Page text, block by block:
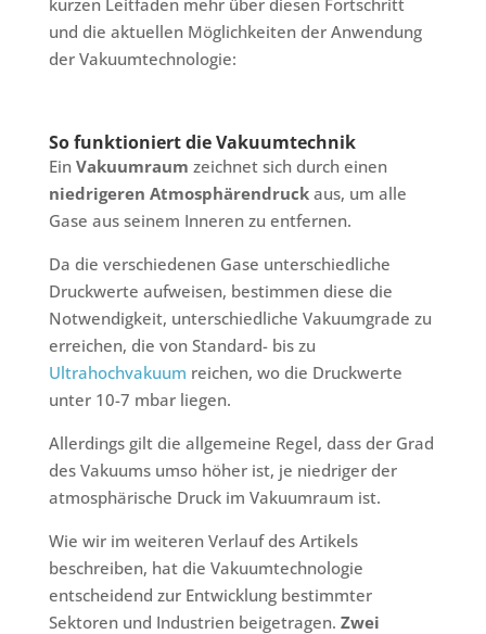
und die aktuellen Möglichkeiten der Anwendung
der Vakuumtechnologie:
So funktioniert die Vakuumtechnik
Ein Vakuumraum zeichnet sich durch einen
niedrigeren Atmosphärendruckaus, um alle
Gase aus seinem Inneren zu entfernen.
Da die verschiedenen Gase unterschiedliche
Druckwerte aufweisen, bestimmen diese die
Notwendigkeit, unterschiedliche Vakuumgrade zu
erreichen, die von Standard- bis zu
Ultrahochvakuum reichen, wo die Druckwerte
unter 10-7 mbar liegen.
Allerdings gilt die allgemeine Regel, dass der Grad
des Vakuums umso höher ist, je niedriger der
atmosphärische Druck im Vakuumraum ist.
Wie wir im weiteren Verlauf des Artikels
beschreiben, hat die Vakuumtechnologie
entscheidend zur Entwicklung bestimmter
Sektoren und Industrien beigetragen. Zwei